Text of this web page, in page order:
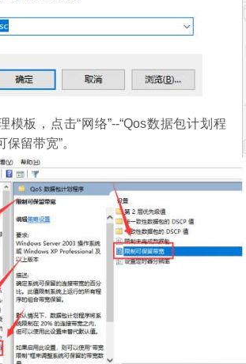
模板，点击“网络”--“Qos数据包计划程
保留带宽”。